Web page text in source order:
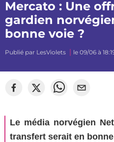
Mercato : Une
gardien
bonne voie ?
Publié par LesViolets le 09/06 à
Le média norvégien
transfert serait en